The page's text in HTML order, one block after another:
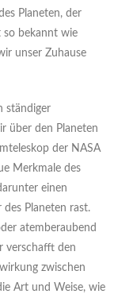
Planeten, der
so bekannt wie
unser Zuhause
ständiger
über den Planeten
der NASA
Merkmale des
einen
Planeten rast.
atemberaubend
verschafft den
zwischen
Art und Weise, wie